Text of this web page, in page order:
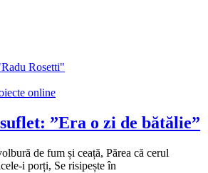
Rosetti"
online
”Era o zi de bătălie”
de fum și ceață, Părea că cerul
i porți, Se risipește în